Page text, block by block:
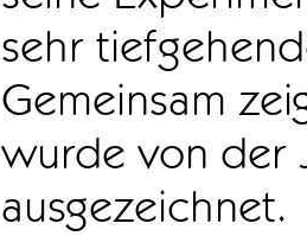
sehr
Gemeinsam
wurde von der
ausgezeichnet.